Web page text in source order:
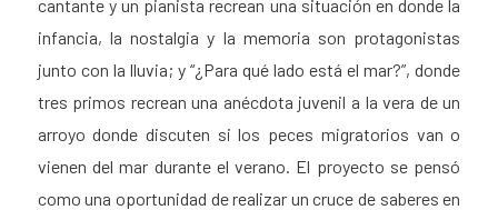
cantante y un pianista recrean una situación en donde la
infancia, la nostalgia y la memoria son protagonistas
junto con la lluvia; y “¿Para qué lado está el mar?”, donde
tres primos recrean una anécdota juvenil a la vera de un
arroyo donde discuten si los peces migratorios van o
vienen del mar durante el verano. El proyecto se pensó
como una oportunidad de realizar un cruce de saberes en